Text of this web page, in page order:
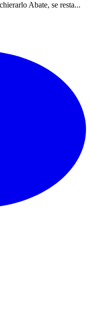
Abate, se resta...